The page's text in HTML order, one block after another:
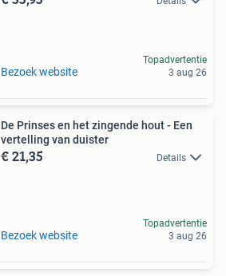
Bezoek website
Topadvertentie
3 aug 26
De Prinses en het zingende hout - Een
vertelling van duister
€ 21,35 Details
Bezoek website
Topadvertentie
3 aug 26